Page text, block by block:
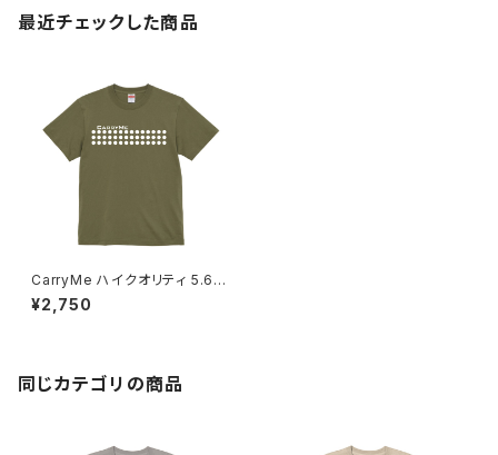
最近チェックした商品
CarryMe ハイクオリティ 5.6o
z Tシャツ マットオリーブ
¥2,750
同じカテゴリの商品